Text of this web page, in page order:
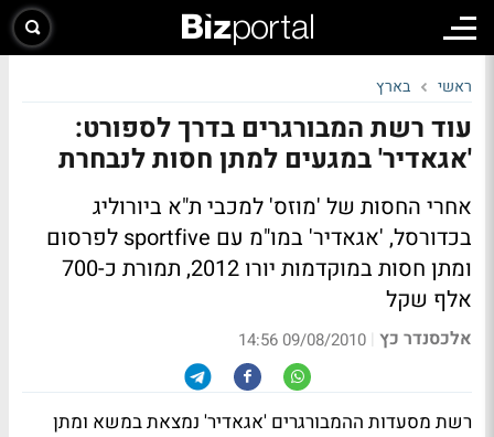
ראשי בארץ
עוד רשת המבורגרים בדרך לספורט:
'אגאדיר' במגעים למתן חסות לנבחרת
אחרי החסות של 'מוזס' למכבי ת"א ביורוליג
בכדורסל, 'אגאדיר' במו"מ עם sportfive לפרסום
ומתן חסות במוקדמות יורו 2012, תמורת כ-700
אלף שקל
אלכסנדר כץ |
09/08/2010 14:56
רשת מסעדות ההמבורגרים 'אגאדיר' נמצאת במשא ומתן